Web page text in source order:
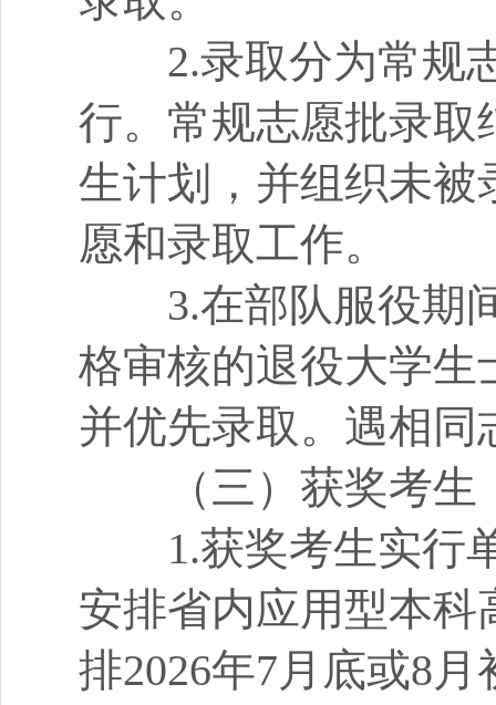
2.录取分为常规志
行。常规志愿批录取
生计划，并组织未被
愿和录取工作。
3.在部队服役期间
格审核的退役大学生
并优先录取。遇相
（三）获奖考生
1.获奖考生实行单
安排省内应用型本
排2026年7月底或8